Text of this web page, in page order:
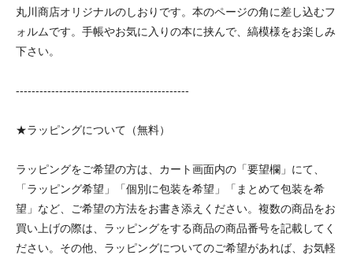
丸川商店オリジナルのしおりです。本のページの角に差し込むフ
ォルムです。手帳やお気に入りの本に挟んで、縞模様をお楽しみ
下さい。
--------------------------------------------
★ラッピングについて（無料）
ラッピングをご希望の方は、カート画面内の「要望欄」にて、
「ラッピング希望」「個別に包装を希望」「まとめて包装を希
望」など、ご希望の方法をお書き添えください。複数の商品をお
買い上げの際は、ラッピングをする商品の商品番号を記載してく
ださい。その他、ラッピングについてのご希望があれば、お気軽